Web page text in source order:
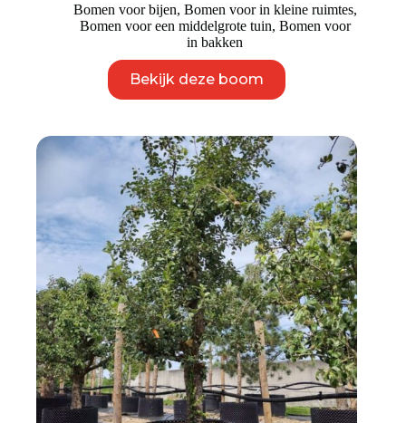
Bomen voor bijen, Bomen voor in kleine ruimtes,
Bomen voor een middelgrote tuin, Bomen voor
in bakken
Bekijk deze boom
product
heeft
Deze
optie
kan
gekozen
worden
op
de
productpagina